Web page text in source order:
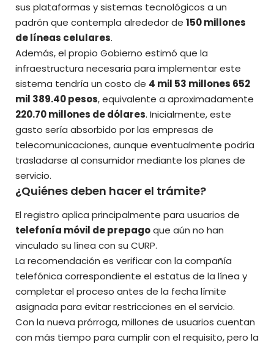
sus plataformas y sistemas tecnológicos a un
padrón que contempla alrededor de 150 millones
de líneas celulares.
Además, el propio Gobierno estimó que la
infraestructura necesaria para implementar este
sistema tendría un costo de 4 mil 53 millones 652
mil 389.40 pesos, equivalente a aproximadamente
220.70 millones de dólares. Inicialmente, este
gasto sería absorbido por las empresas de
telecomunicaciones, aunque eventualmente podría
trasladarse al consumidor mediante los planes de
servicio.
¿Quiénes deben hacer el trámite?
El registro aplica principalmente para usuarios de
telefonía móvil de prepagoque aún no han
vinculado su línea con su CURP.
La recomendación es verificar con la compañía
telefónica correspondiente el estatus de la línea y
completar el proceso antes de la fecha límite
asignada para evitar restricciones en el servicio.
Con la nueva prórroga, millones de usuarios cuentan
con más tiempo para cumplir con el requisito, pero la